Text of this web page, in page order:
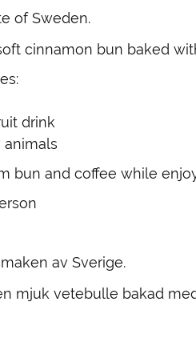
of Sweden.
cinnamon bun baked
drink
animals
bun and coffee while
av Sverige.
mjuk vetebulle bakad